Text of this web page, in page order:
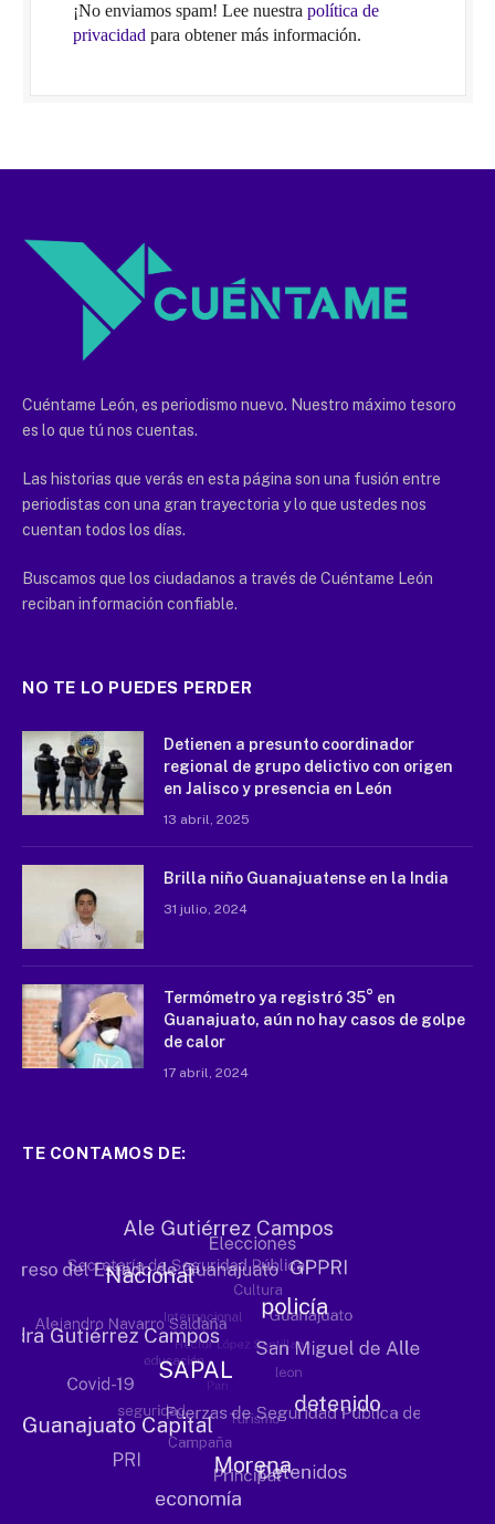
¡No enviamos spam! Lee nuestra política de
privacidadpara obtener más información.
Cuéntame León, es periodismo nuevo. Nuestro máximo tesoro
es lo que tú nos cuentas.
Las historias que verás en esta página son una fusión entre
periodistas con una gran trayectoria y lo que ustedes nos
cuentan todos los días.
Buscamos que los ciudadanos a través de Cuéntame León
reciban información confiable.
NO TE LO PUEDES PERDER
Detienen a presunto coordinador
regional de grupo delictivo con origen
en Jalisco y presencia en León
13 abril, 2025
Brilla niño Guanajuatense en la India
31 julio, 2024
Termómetro ya registró 35° en
Guanajuato, aún no hay casos de golpe
de calor
17 abril, 2024
TE CONTAMOS DE: